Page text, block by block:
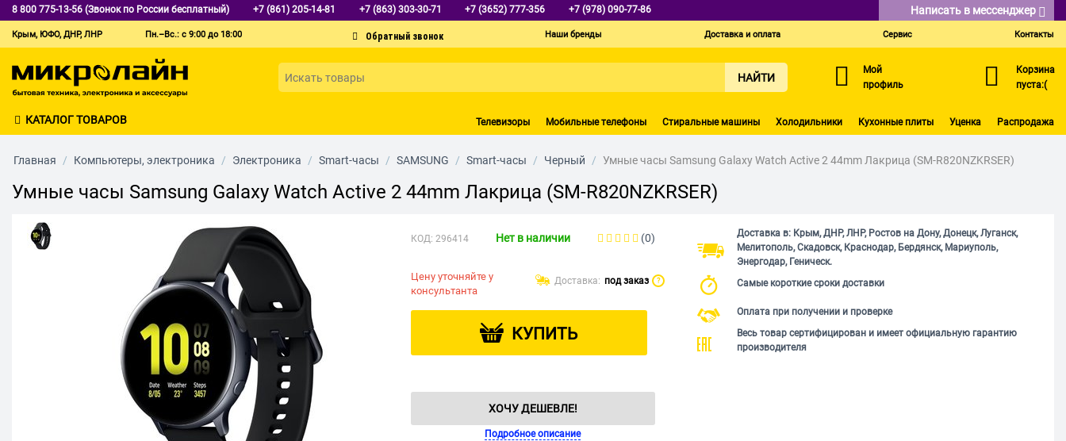
8 800 775-13-56 (Звонок по России бесплатный) +7 (861) 205-14-81 +7 (863) 303-30-71 +7 (3652) 777-356 +7 (978) 090-77-86 Написать в мессенджер
Крым, ЮФО, ДНР, ЛНР Пн.–Вс.: с 9:00 до 18:00 Наши бренды Доставка и оплата Сервис Контакты
НАЙТИ
Мой
профиль
Корзина
пуста:(
КАТАЛОГ ТОВАРОВ Телевизоры Мобильные телефоны Стиральные машины Холодильники Кухонные плиты Уценка Распродажа
Главная / Компьютеры, электроника / Электроника / Smart-часы / SAMSUNG / Smart-часы / Черный / Умные часы Samsung Galaxy Watch Active 2 44mm Лакрица (SM-R820NZKRSER)
Умные часы Samsung Galaxy Watch Active 2 44mm Лакрица (SM-R820NZKRSER)
КОД: 296414 Нет в наличии (0)
Цену уточняйте у
консультанта
Доставка: под заказ ?
КУПИТЬ
ХОЧУ ДЕШЕВЛЕ!
Подробное описание
Доставка в: Крым, ДНР, ЛНР, Ростов на Дону, Донецк, Луганск,
Мелитополь, Скадовск, Краснодар, Бердянск, Мариуполь,
Энергодар, Геническ.
Самые короткие сроки доставки
Оплата при получении и проверке
Весь товар сертифицирован и имеет официальную гарантию
производителя